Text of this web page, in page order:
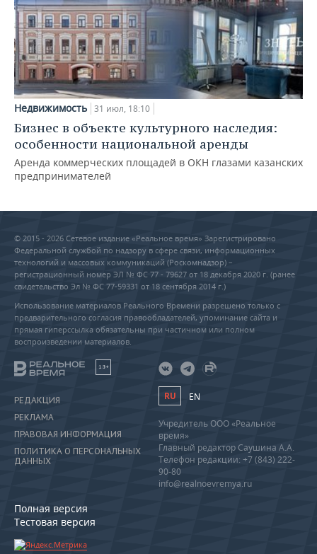
Недвижимость 31 июл, 18:10
Бизнес в объекте культурного наследия:
особенности национальной аренды
Аренда коммерческих площадей в ОКН глазами казанских
предпринимателей
© 2015 - 2026 Сетевое издание «Реальное время» Зарегистрировано
Федеральной службой по надзору в сфере связи, информационных
технологий и массовых коммуникаций (Роскомнадзор) –
регистрационный номер ЭЛ № ФС 77 - 79627 от 18 декабря 2020 г. (ранее
свидетельство Эл № ФС 77-59331 от 18 сентября 2014 г.)
Использование материалов Реального Времени разрешено только с
предварительного согласия правообладателей, упоминание сайта и
прямая гиперссылка обязательны при частичном или полном
воспроизведении материалов.
18+
РЕДАКЦИЯ
РЕКЛАМА
ПРАВОВАЯ ИНФОРМАЦИЯ
ПОЛИТИКА О ПЕРСОНАЛЬНЫХ
ДАННЫХ
Полная версия
Тестовая версия
RU EN
Учредитель ООО «Реальное
время»
Главный редактор Саушина А.А.
Телефон редакции: +7 (843) 222-
90-80
info@realnoevremya.ru